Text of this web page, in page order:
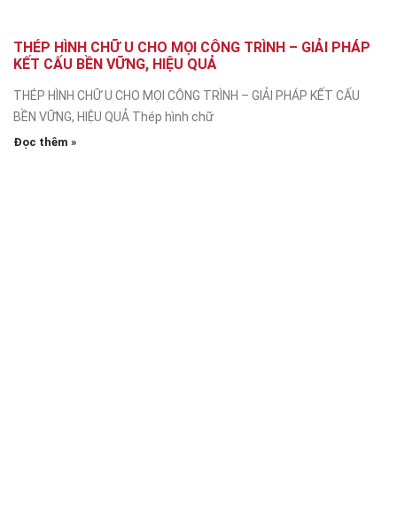
THÉP HÌNH CHỮ U CHO MỌI CÔNG TRÌNH – GIẢI PHÁP
KẾT CẤU BỀN VỮNG, HIỆU QUẢ
THÉP HÌNH CHỮ U CHO MỌI CÔNG TRÌNH – GIẢI PHÁP KẾT CẤU
BỀN VỮNG, HIỆU QUẢ Thép hình chữ
Đọc thêm »